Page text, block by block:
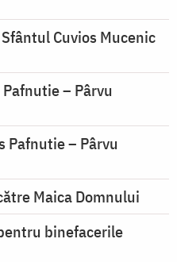
Cuvios Mucenic
– Pârvu
Pafnutie – Pârvu
Maica Domnului
binefacerile